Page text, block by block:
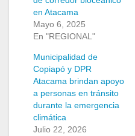
en Atacama
Mayo 6, 2025
En "REGIONAL"
Municipalidad de
Copiapó y DPR
Atacama brindan apoyo
a personas en tránsito
durante la emergencia
climática
Julio 22, 2026